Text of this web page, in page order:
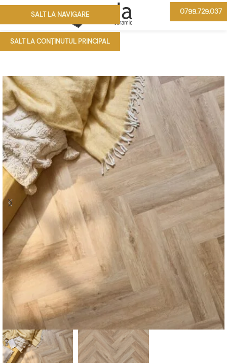
SALT LA NAVIGARE
SALT LA CONȚINUTUL PRINCIPAL
0799.729.037